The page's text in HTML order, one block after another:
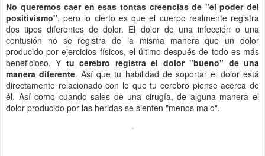
No queremos caer en esas tontas creencias de "el poder del
positivismo", pero lo cierto es que el cuerpo realmente registra
dos tipos diferentes de dolor. El dolor de una infección o una
contusión no se registra de la misma manera que un dolor
producido por ejercicios físicos, el último después de todo es más
beneficioso. Y tu cerebro registra el dolor "bueno" de una
manera diferente. Así que tu habilidad de soportar el dolor está
directamente relacionado con lo que tu cerebro piense acerca de
él. Así como cuando sales de una cirugía, de alguna manera el
dolor producido por las heridas se sienten "menos malo".